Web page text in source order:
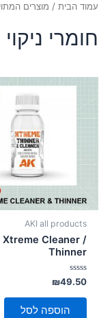
add_circle_outline הגדלת גופן
spellcheck גופן קריא
brightness_low ניגודיות כהה
הוסף קו
סמן קישורים
עמוד הבית / מוצרים
חומרי ניקוי
AKI all products
Xtreme Cleaner /
Thinner
דורג
0
מתוך
₪49.50
הוספה לסל